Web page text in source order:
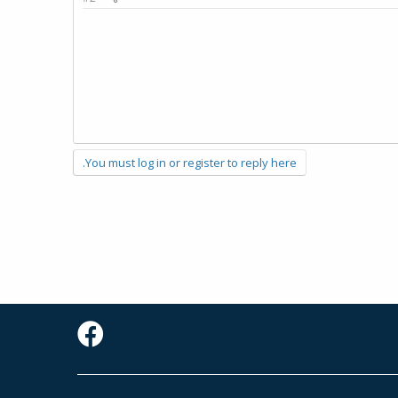
You must log in or register to reply here.